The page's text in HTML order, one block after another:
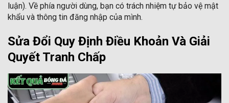
luận). Về phía người dùng, bạn có trách nhiệm tự bảo vệ mật
khẩu và thông tin đăng nhập của mình.
Sửa Đổi Quy Định Điều Khoản Và Giải
Quyết Tranh Chấp